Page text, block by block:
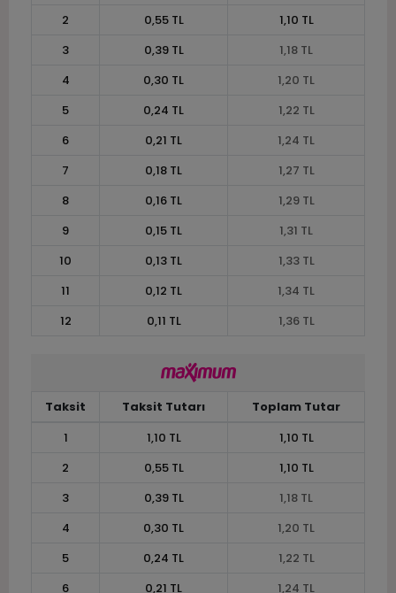
2
0,55 TL
1,10 TL
3
0,39 TL
1,18 TL
4
0,30 TL
1,20 TL
5
0,24 TL
1,22 TL
6
0,21 TL
1,24 TL
7
0,18 TL
1,27 TL
8
0,16 TL
1,29 TL
9
0,15 TL
1,31 TL
10
0,13 TL
1,33 TL
11
0,12 TL
1,34 TL
12
0,11 TL 1,36 TL
Taksit Taksit Tutarı
Toplam Tutar
1
1,10 TL
1,10 TL
2
0,55 TL
1,10 TL
3
0,39 TL
1,18 TL
4
0,30 TL
1,20 TL
5
0,24 TL
1,22 TL
6
0,21 TL 1,24 TL